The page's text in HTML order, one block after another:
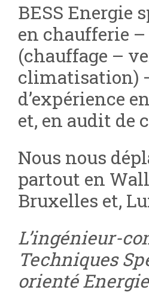
BESS Energie
en chaufferie –
(chauffage –
climatisation)
d’expérience
et, en audit de
Nous nous
partout en
Bruxelles et,
L’ingénieur-
Techniques
orienté